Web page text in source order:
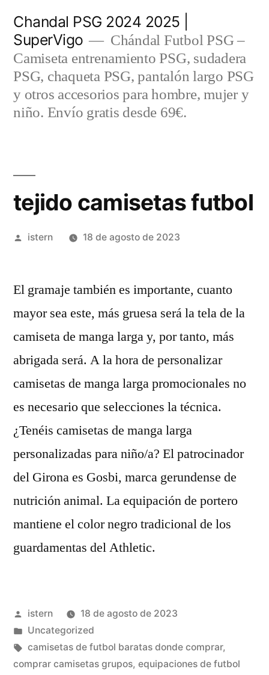
contenido
Chandal PSG 2024 2025 |
SuperVigo
Chándal Futbol PSG –
Camiseta entrenamiento PSG, sudadera
PSG, chaqueta PSG, pantalón largo PSG
y otros accesorios para hombre, mujer y
niño. Envío gratis desde 69€.
tejido camisetas futbol
Publicado
istern 18 de agosto de 2023
El gramaje también es importante, cuanto
mayor sea este, más gruesa será la tela de la
camiseta de manga larga y, por tanto, más
abrigada será. A la hora de personalizar
camisetas de manga larga promocionales no
es necesario que selecciones la técnica.
¿Tenéis camisetas de manga larga
personalizadas para niño/a? El patrocinador
del Girona es Gosbi, marca gerundense de
nutrición animal. La equipación de portero
mantiene el color negro tradicional de los
guardamentas del Athletic.
Publicado
por
istern
18 de agosto de 2023
Publicado
en
Uncategorized
Etiquetas:
camisetas de futbol baratas donde comprar,
comprar camisetas grupos, equipaciones de futbol